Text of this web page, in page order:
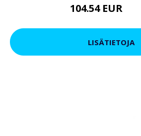
104.54 EUR
LISÄTIETOJA